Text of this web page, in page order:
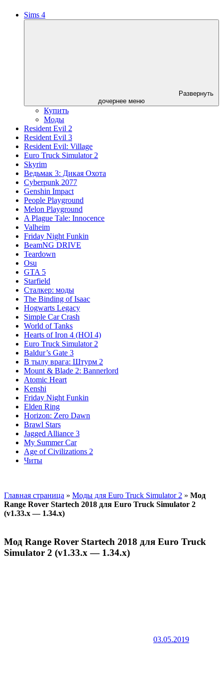
Sims 4
Развернуть
дочернее меню
Купить
Моды
Resident Evil 2
Resident Evil 3
Resident Evil: Village
Euro Truck Simulator 2
Skyrim
Ведьмак 3: Дикая Охота
Cyberpunk 2077
Genshin Impact
People Playground
Melon Playground
A Plague Tale: Innocence
Valheim
Friday Night Funkin
BeamNG DRIVE
Teardown
Osu
GTA 5
Starfield
Сталкер: моды
The Binding of Isaac
Hogwarts Legacy
Simple Car Crash
World of Tanks
Hearts of Iron 4 (HOI 4)
Euro Truck Simulator 2
Baldur’s Gate 3
В тылу врага: Штурм 2
Mount & Blade 2: Bannerlord
Atomic Heart
Kenshi
Friday Night Funkin
Elden Ring
Horizon: Zero Dawn
Brawl Stars
Jagged Alliance 3
My Summer Car
Age of Civilizations 2
Читы
Главная страница » Моды для Euro Truck Simulator 2 » Мод
Range Rover Startech 2018 для Euro Truck Simulator 2
(v1.33.x — 1.34.x)
Мод Range Rover Startech 2018 для Euro Truck
Simulator 2 (v1.33.x — 1.34.x)
03.05.2019